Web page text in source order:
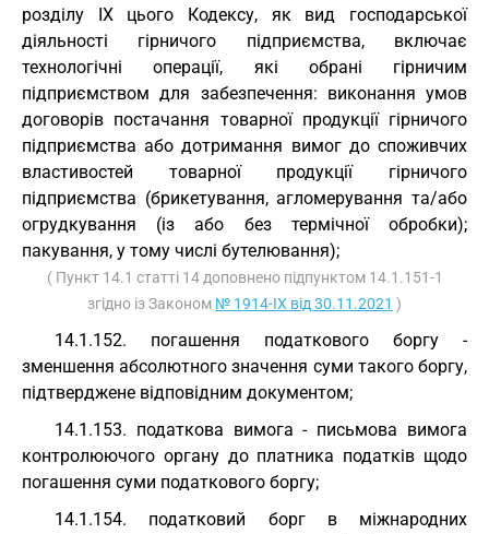
розділу IX цього Кодексу, як вид господарської
діяльності гірничого підприємства, включає
технологічні операції, які обрані гірничим
підприємством для забезпечення: виконання умов
договорів постачання товарної продукції гірничого
підприємства або дотримання вимог до споживчих
властивостей товарної продукції гірничого
підприємства (брикетування, агломерування та/або
огрудкування (із або без термічної обробки);
пакування, у тому числі бутелювання);
( Пункт 14.1 статті 14 доповнено підпунктом 14.1.151-1
згідно із Законом № 1914-IX від 30.11.2021 )
14.1.152. погашення податкового боргу -
зменшення абсолютного значення суми такого боргу,
підтверджене відповідним документом;
14.1.153. податкова вимога - письмова вимога
контролюючого органу до платника податків щодо
погашення суми податкового боргу;
14.1.154. податковий борг в міжнародних